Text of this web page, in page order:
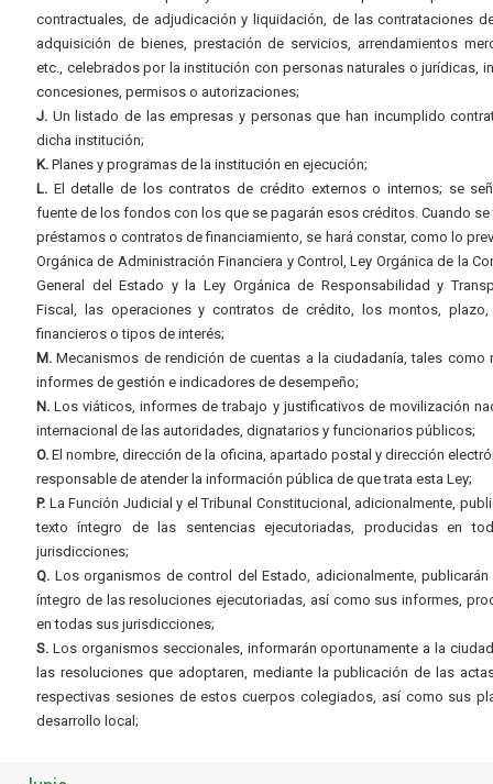
contractuales, de adjudicación y liquidación, de las contrataciones
adquisición de bienes, prestación de servicios, arrendamientos
etc., celebrados por la institución con personas naturales o jurídicas,
concesiones, permisos o autorizaciones;
J. Un listado de las empresas y personas que han incumplido
dicha institución;
K. Planes y programas de la institución en ejecución;
L. El detalle de los contratos de crédito externos o internos; se
fuente de los fondos con los que se pagarán esos créditos. Cuando se
préstamos o contratos de financiamiento, se hará constar, como lo
Orgánica de Administración Financiera y Control, Ley Orgánica de la
General del Estado y la Ley Orgánica de Responsabilidad y
Fiscal, las operaciones y contratos de crédito, los montos,
financieros o tipos de interés;
M. Mecanismos de rendición de cuentas a la ciudadanía, tales como
informes de gestión e indicadores de desempeño;
N. Los viáticos, informes de trabajo y justificativos de movilización
internacional de las autoridades, dignatarios y funcionarios públicos;
O. El nombre, dirección de la oficina, apartado postal y dirección
responsable de atender la información pública de que trata esta Ley;
P. La Función Judicial y el Tribunal Constitucional, adicionalmente,
texto íntegro de las sentencias ejecutoriadas, producidas en
jurisdicciones;
Q. Los organismos de control del Estado, adicionalmente, publicarán
íntegro de las resoluciones ejecutoriadas, así como sus informes,
en todas sus jurisdicciones;
S. Los organismos seccionales, informarán oportunamente a la
las resoluciones que adoptaren, mediante la publicación de las
respectivas sesiones de estos cuerpos colegiados, así como sus
desarrollo local;